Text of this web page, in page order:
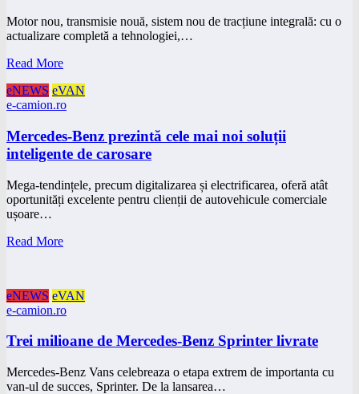
Motor nou, transmisie nouă, sistem nou de tracțiune integrală: cu o
actualizare completă a tehnologiei,…
Read More
eNEWS eVAN
e-camion.ro
Mercedes-Benz prezintă cele mai noi soluții
inteligente de carosare
Mega-tendințele, precum digitalizarea și electrificarea, oferă atât
oportunități excelente pentru clienții de autovehicule comerciale
ușoare…
Read More
eNEWS eVAN
e-camion.ro
Trei milioane de Mercedes-Benz Sprinter livrate
Mercedes-Benz Vans celebreaza o etapa extrem de importanta cu
van-ul de succes, Sprinter. De la lansarea…